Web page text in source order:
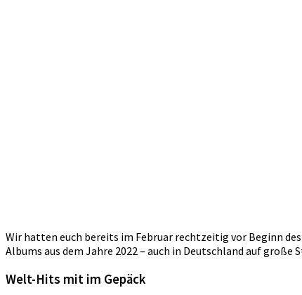
Wir hatten euch bereits im Februar rechtzeitig vor Beginn
Albums aus dem Jahre 2022 – auch in Deutschland auf große
Welt-Hits mit im Gepäck